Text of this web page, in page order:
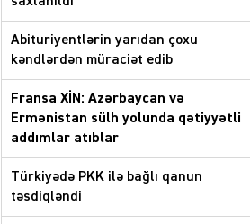
Abituriyentlərin yarıdan çoxu
kəndlərdən müraciət edib
Fransa XİN: Azərbaycan və
Ermənistan sülh yolunda qətiyyətli
addımlar atıblar
Türkiyədə PKK ilə bağlı qanun
təsdiqləndi